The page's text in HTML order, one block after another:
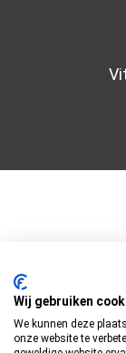
GITP is
Wij gebruiken
We kunnen deze
onze website te